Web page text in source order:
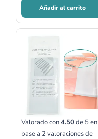
Añadir al carrito
Valorado con4.50de 5 en
base a 2 valoraciones de